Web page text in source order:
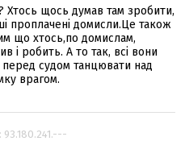
Хтось щось думав там зробити,
проплачені домисли.Це також
що хтось,по домислам,
і робить. А то так, всі вони
перед судом танцювати над
врагом.
93.180.241.---